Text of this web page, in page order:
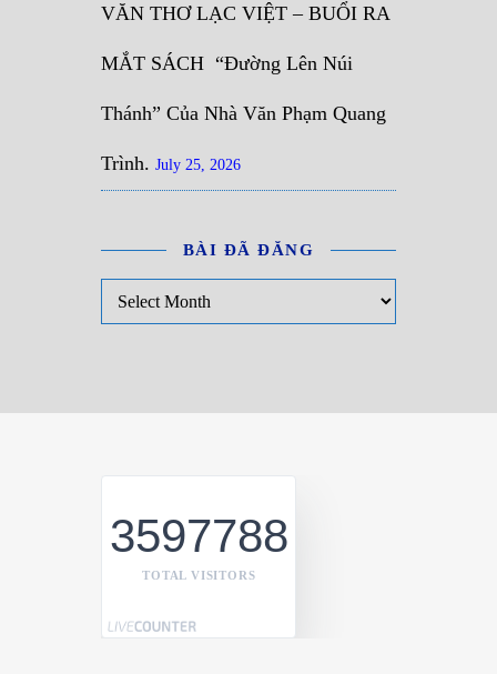
VĂN THƠ LẠC VIỆT – BUỔI RA
MẮT SÁCH “Đường Lên Núi
Thánh” Của Nhà Văn Phạm Quang
Trình. July 25, 2026
BÀI ĐÃ ĐĂNG
3597788
TOTAL VISITORS